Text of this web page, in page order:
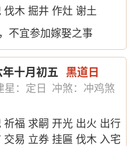
伐木 掘井 作灶 谢土
不宜参加嫁娶之事
十月初五 黑道日
星：定日
冲煞：冲鸡煞
祈福 求嗣 开光 出火 出行
交易 立券 挂匾 伐木 入宅